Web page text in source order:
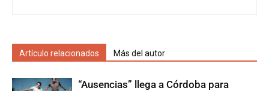
Artículo relacionados Más del autor
“Ausencias” llega a Córdoba para